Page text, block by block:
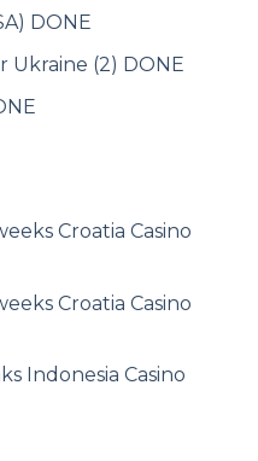
DONE
Ukraine (2) DONE
Croatia Casino
Croatia Casino
Indonesia Casino